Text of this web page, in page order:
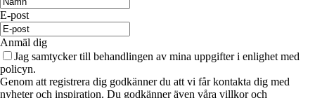
E-post
Anmäl dig
Jag samtycker till behandlingen av mina uppgifter i enlighet med
policyn.
Genom att registrera dig godkänner du att vi får kontakta dig med
nyheter och inspiration. Du godkänner även våra villkor och